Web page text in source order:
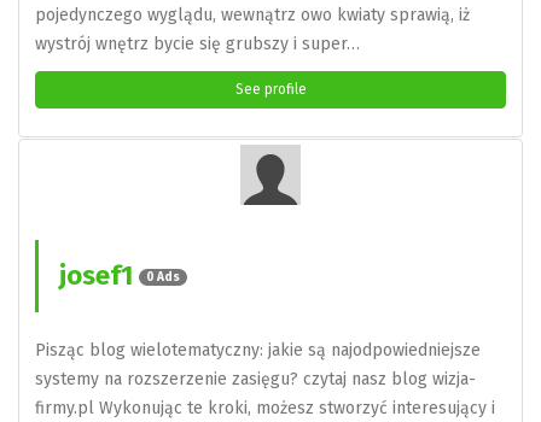
pojedynczego wyglądu, wewnątrz owo kwiaty sprawią, iż
wystrój wnętrz bycie się grubszy i super…
See profile
josef1 0 Ads
Pisząc blog wielotematyczny: jakie są najodpowiedniejsze
systemy na rozszerzenie zasięgu? czytaj nasz blog wizja-
firmy.pl Wykonując te kroki, możesz stworzyć interesujący i